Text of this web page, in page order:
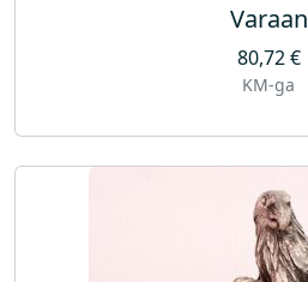
Varaan
80,72€
KM-ga